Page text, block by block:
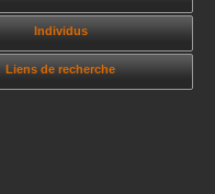
Individus
Liens de recherche